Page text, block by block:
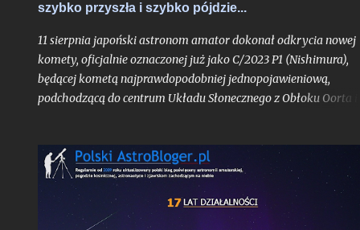
szybko przyszła i szybko pójdzie...
11 sierpnia japoński astronom amator dokonał odkrycia nowej
komety, oficjalnie oznaczonej już jako C/2023 P1 (Nishimura),
będącej kometą najprawdopodobniej jednopojawieniową,
podchodzącą do centrum Układu Słonecznego z Obłoku Oorta i
odkrycia był bardzo jasny jak na kometę, mając blask rzędu
mag.